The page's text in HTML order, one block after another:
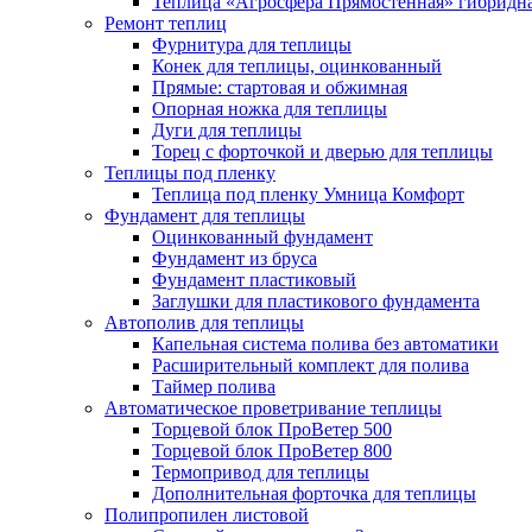
Ремонт теплиц
Фурнитура для теплицы
Конек для теплицы, оцинкованный
Прямые: стартовая и обжимная
Опорная ножка для теплицы
Дуги для теплицы
Торец с форточкой и дверью для теплицы
Теплицы под пленку
Теплица под пленку Умница Комфорт
Фундамент для теплицы
Оцинкованный фундамент
Фундамент из бруса
Фундамент пластиковый
Заглушки для пластикового фундамента
Автополив для теплицы
Капельная система полива без автоматики
Расширительный комплект для полива
Таймер полива
Автоматическое проветривание теплицы
Торцевой блок ПроВетер 500
Торцевой блок ПроВетер 800
Термопривод для теплицы
Дополнительная форточка для теплицы
Полипропилен листовой